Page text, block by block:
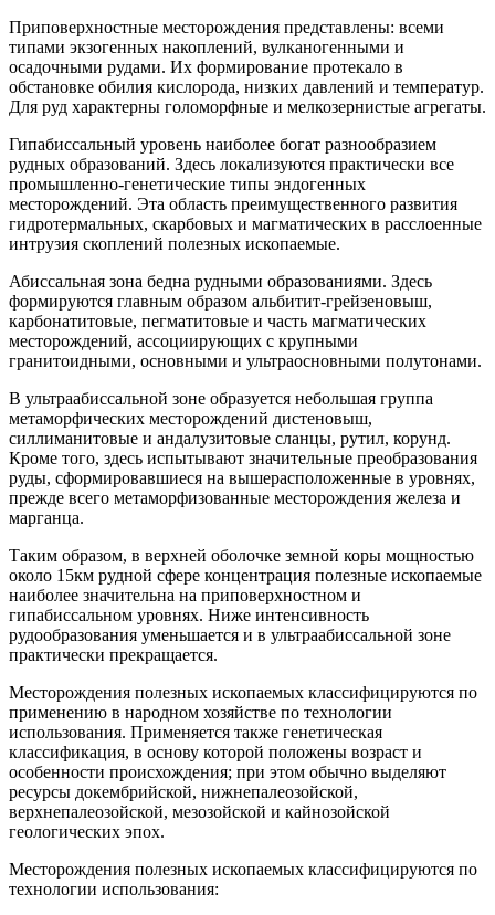
Приповерхностные месторождения представлены: всеми
типами экзогенных накоплений, вулканогенными и
осадочными рудами. Их формирование протекало в
обстановке обилия кислорода, низких давлений и температур.
Для руд характерны голоморфные и мелкозернистые агрегаты.
Гипабиссальный уровень наиболее богат разнообразием
рудных образований. Здесь локализуются практически все
промышленно-генетические типы эндогенных
месторождений. Эта область преимущественного развития
гидротермальных, скарбовых и магматических в расслоенные
интрузия скоплений полезных ископаемые.
Абиссальная зона бедна рудными образованиями. Здесь
формируются главным образом альбитит-грейзеновыш,
карбонатитовые, пегматитовые и часть магматических
месторождений, ассоциирующих с крупными
гранитоидными, основными и ультраосновными полутонами.
В ультраабиссальной зоне образуется небольшая группа
метаморфических месторождений дистеновыш,
силлиманитовые и андалузитовые сланцы, рутил, корунд.
Кроме того, здесь испытывают значительные преобразования
руды, сформировавшиеся на вышерасположенные в уровнях,
прежде всего метаморфизованные месторождения железа и
марганца.
Таким образом, в верхней оболочке земной коры мощностью
около 15км рудной сфере концентрация полезные ископаемые
наиболее значительна на приповерхностном и
гипабиссальном уровнях. Ниже интенсивность
рудообразования уменьшается и в ультраабиссальной зоне
практически прекращается.
Месторождения полезных ископаемых классифицируются по
применению в народном хозяйстве по технологии
использования. Применяется также генетическая
классификация, в основу которой положены возраст и
особенности происхождения; при этом обычно выделяют
ресурсы докембрийской, нижнепалеозойской,
верхнепалеозойской, мезозойской и кайнозойской
геологических эпох.
Месторождения полезных ископаемых классифицируются по
технологии использования: